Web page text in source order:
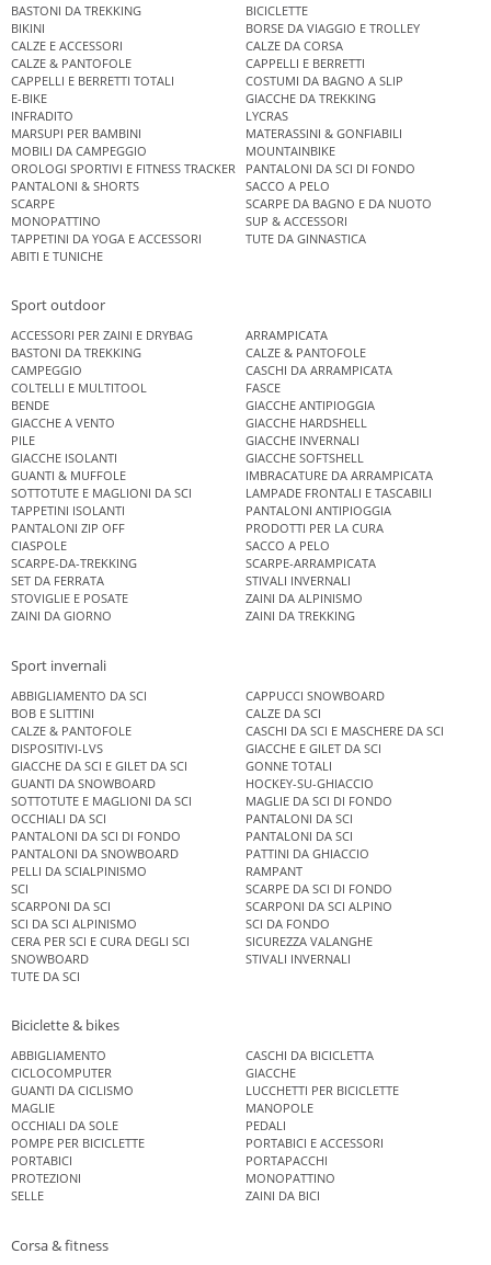
BASTONI DA TREKKING
BICICLETTE
BIKINI
BORSE DA VIAGGIO E TROLLEY
CALZE E ACCESSORI
CALZE DA CORSA
CALZE & PANTOFOLE
CAPPELLI E BERRETTI
CAPPELLI E BERRETTI TOTALI
COSTUMI DA BAGNO A SLIP
E-BIKE
GIACCHE DA TREKKING
INFRADITO
LYCRAS
MARSUPI PER BAMBINI
MATERASSINI & GONFIABILI
MOBILI DA CAMPEGGIO
MOUNTAINBIKE
OROLOGI SPORTIVI E FITNESS TRACKER
PANTALONI DA SCI DI FONDO
PANTALONI & SHORTS
SACCO A PELO
SCARPE
SCARPE DA BAGNO E DA NUOTO
MONOPATTINO
SUP & ACCESSORI
TAPPETINI DA YOGA E ACCESSORI
TUTE DA GINNASTICA
ABITI E TUNICHE
Sport outdoor
ACCESSORI PER ZAINI E DRYBAG
ARRAMPICATA
BASTONI DA TREKKING
CALZE & PANTOFOLE
CAMPEGGIO
CASCHI DA ARRAMPICATA
COLTELLI E MULTITOOL
FASCE
BENDE
GIACCHE ANTIPIOGGIA
GIACCHE A VENTO
GIACCHE HARDSHELL
PILE
GIACCHE INVERNALI
GIACCHE ISOLANTI
GIACCHE SOFTSHELL
GUANTI & MUFFOLE
IMBRACATURE DA ARRAMPICATA
SOTTOTUTE E MAGLIONI DA SCI
LAMPADE FRONTALI E TASCABILI
TAPPETINI ISOLANTI
PANTALONI ANTIPIOGGIA
PANTALONI ZIP OFF
PRODOTTI PER LA CURA
CIASPOLE
SACCO A PELO
SCARPE-DA-TREKKING
SCARPE-ARRAMPICATA
SET DA FERRATA
STIVALI INVERNALI
STOVIGLIE E POSATE
ZAINI DA ALPINISMO
ZAINI DA GIORNO
ZAINI DA TREKKING
Sport invernali
ABBIGLIAMENTO DA SCI
CAPPUCCI SNOWBOARD
BOB E SLITTINI
CALZE DA SCI
CALZE & PANTOFOLE
CASCHI DA SCI E MASCHERE DA SCI
DISPOSITIVI-LVS
GIACCHE E GILET DA SCI
GIACCHE DA SCI E GILET DA SCI
GONNE TOTALI
GUANTI DA SNOWBOARD
HOCKEY-SU-GHIACCIO
SOTTOTUTE E MAGLIONI DA SCI
MAGLIE DA SCI DI FONDO
OCCHIALI DA SCI
PANTALONI DA SCI
PANTALONI DA SCI DI FONDO
PANTALONI DA SCI
PANTALONI DA SNOWBOARD
PATTINI DA GHIACCIO
PELLI DA SCIALPINISMO
RAMPANT
SCI
SCARPE DA SCI DI FONDO
SCARPONI DA SCI
SCARPONI DA SCI ALPINO
SCI DA SCI ALPINISMO
SCI DA FONDO
CERA PER SCI E CURA DEGLI SCI
SICUREZZA VALANGHE
SNOWBOARD
STIVALI INVERNALI
TUTE DA SCI
Biciclette & bikes
ABBIGLIAMENTO
CASCHI DA BICICLETTA
CICLOCOMPUTER
GIACCHE
GUANTI DA CICLISMO
LUCCHETTI PER BICICLETTE
MAGLIE
MANOPOLE
OCCHIALI DA SOLE
PEDALI
POMPE PER BICICLETTE
PORTABICI E ACCESSORI
PORTABICI
PORTAPACCHI
PROTEZIONI
MONOPATTINO
SELLE
ZAINI DA BICI
Corsa & fitness